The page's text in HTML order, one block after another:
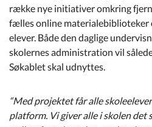
række nye initiativer omkring
fælles online materialebiblioteker
elever. Både den daglige
skolernes administration vil
Søkablet skal udnyttes.
“Med projektet får alle
platform. Vi giver alle i skolen det